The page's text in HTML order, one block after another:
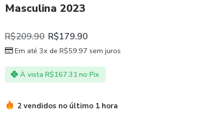
Masculina 2023
R$209.90 R$179.90
Em até 3x de R$59.97 sem juros
À vista R$167.31 no Pix
2 vendidos no último 1 hora